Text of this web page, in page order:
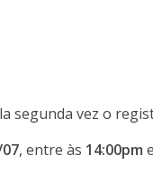
segunda vez o
, entre às 14:00pm e